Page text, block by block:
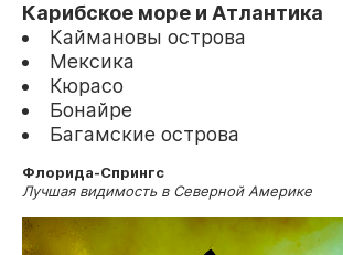
Карибское море и Атлантика
Каймановы острова
Мексика
Кюрасо
Бонайре
Багамские острова
Флорида-Спрингс
Лучшая видимость в Северной Америке